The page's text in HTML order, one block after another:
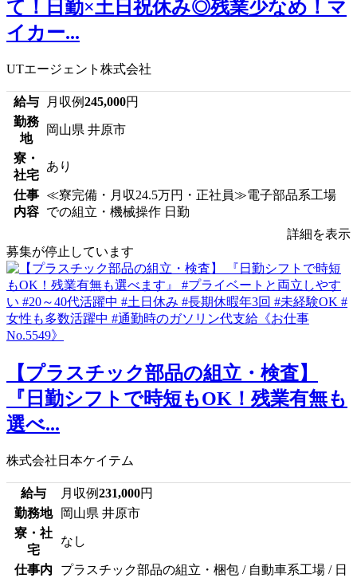
て！日勤×土日祝休み◎残業少なめ！マ
イカー...
UTエージェント株式会社
給与 月収例245,000円
勤務
地
岡山県 井原市
寮・
社宅
あり
仕事
内容
≪寮完備・月収24.5万円・正社員≫電子部品系工場
での組立・機械操作 日勤
詳細を表示
募集が停止しています
【プラスチック部品の組立・検査】
『日勤シフトで時短もOK！残業有無も
選べ...
株式会社日本ケイテム
給与 月収例231,000円
勤務地
岡山県 井原市
寮・社
宅
なし
仕事内
プラスチック部品の組立・梱包 / 自動車系工場 / 日